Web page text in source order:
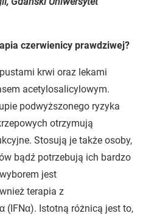
czerwienicy prawdziwej?
krwi oraz lekami
acetylosalicylowym.
podwyższonego ryzyka
otrzymują
Stosują je także osoby,
bądź potrzebują ich bardzo
jest
terapia z
(IFNα). Istotną różnicą jest to,